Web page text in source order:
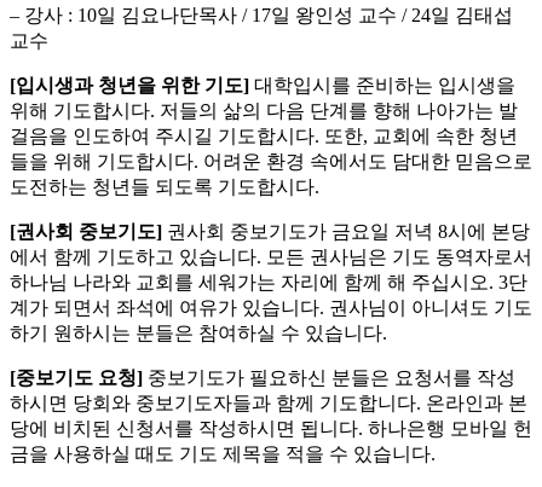
– 강사 : 10일 김요나단목사 / 17일 왕인성 교수 / 24일 김태섭
교수
[입시생과 청년을 위한 기도] 대학입시를 준비하는 입시생을
위해 기도합시다. 저들의 삶의 다음 단계를 향해 나아가는 발
걸음을 인도하여 주시길 기도합시다. 또한, 교회에 속한 청년
들을 위해 기도합시다. 어려운 환경 속에서도 담대한 믿음으로
도전하는 청년들 되도록 기도합시다.
[권사회 중보기도] 권사회 중보기도가 금요일 저녁 8시에 본당
에서 함께 기도하고 있습니다. 모든 권사님은 기도 동역자로서
하나님 나라와 교회를 세워가는 자리에 함께 해 주십시오. 3단
계가 되면서 좌석에 여유가 있습니다. 권사님이 아니셔도 기도
하기 원하시는 분들은 참여하실 수 있습니다.
[중보기도 요청] 중보기도가 필요하신 분들은 요청서를 작성
하시면 당회와 중보기도자들과 함께 기도합니다. 온라인과 본
당에 비치된 신청서를 작성하시면 됩니다. 하나은행 모바일 헌
금을 사용하실 때도 기도 제목을 적을 수 있습니다.